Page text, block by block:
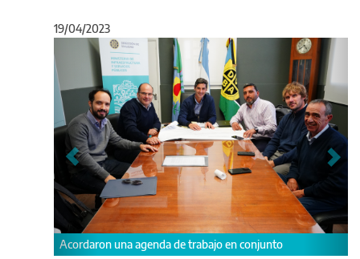
19/04/2023
de trabajo en conjunto
Conversaron sobre la creación
Anterior